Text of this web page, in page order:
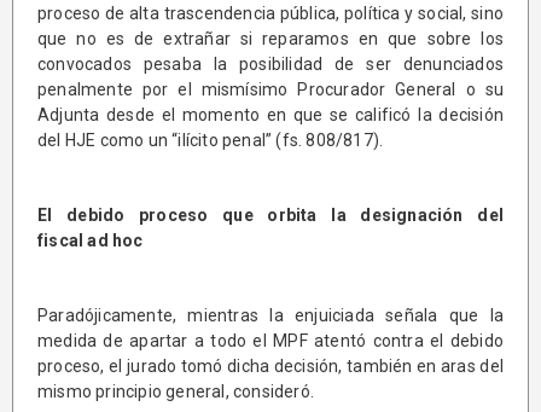
proceso de alta trascendencia pública, política y social, sino
que no es de extrañar si reparamos en que sobre los
convocados pesaba la posibilidad de ser denunciados
penalmente por el mismísimo Procurador General o su
Adjunta desde el momento en que se calificó la decisión
del HJE como un “ilícito penal” (fs. 808/817).
El debido proceso que orbita la designación del
fiscal ad hoc
Paradójicamente, mientras la enjuiciada señala que la
medida de apartar a todo el MPF atentó contra el debido
proceso, el jurado tomó dicha decisión, también en aras del
mismo principio general, consideró.